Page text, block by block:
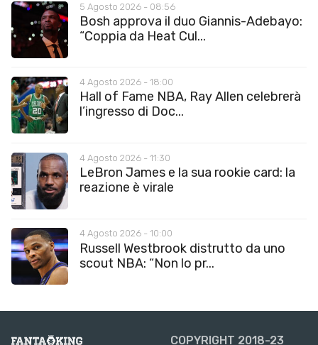
5 Agosto 2026 - 08:56
Bosh approva il duo Giannis-Adebayo:
“Coppia da Heat Cul...
4 Agosto 2026 - 18:00
Hall of Fame NBA, Ray Allen celebrerà
l’ingresso di Doc...
4 Agosto 2026 - 11:30
LeBron James e la sua rookie card: la
reazione è virale
4 Agosto 2026 - 10:00
Russell Westbrook distrutto da uno
scout NBA: “Non lo pr...
COPYRIGHT 2018-23